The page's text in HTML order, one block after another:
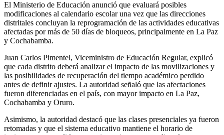
El Ministerio de Educación anunció que evaluará posibles
modificaciones al calendario escolar una vez que las direcciones
distritales concluyan la reprogramación de las actividades educativas
afectadas por más de 50 días de bloqueos, principalmente en La Paz
y Cochabamba.
Juan Carlos Pimentel, Viceministro de Educación Regular, explicó
que cada distrito deberá analizar el impacto de las movilizaciones y
las posibilidades de recuperación del tiempo académico perdido
antes de definir ajustes. La autoridad señaló que las afectaciones
fueron diferenciadas en el país, con mayor impacto en La Paz,
Cochabamba y Oruro.
Asimismo, la autoridad destacó que las clases presenciales ya fueron
retomadas y que el sistema educativo mantiene el horario de